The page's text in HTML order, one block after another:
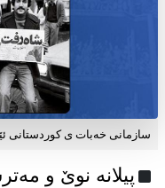
سازمانی خەبات ی كوردستانی
پیلانە نوێ و